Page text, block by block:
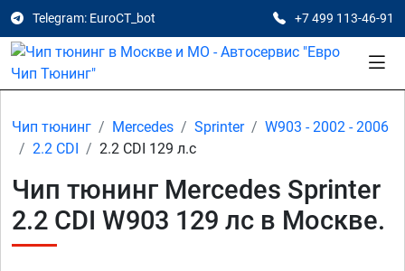
Telegram: EuroCT_bot +7 499 113-46-91
Чип тюнинг Mercedes Sprinter
W903 - 2002 - 2006
2.2 CDI
2.2 CDI 129 л.с
Чип тюнинг Mercedes Sprinter
2.2 CDI W903 129 лс в Москве.